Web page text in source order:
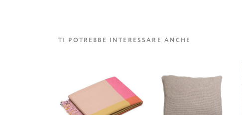
TI POTREBBE INTERESSARE ANCHE